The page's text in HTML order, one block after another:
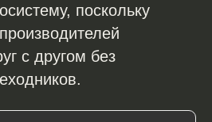
поскольку
с другом без